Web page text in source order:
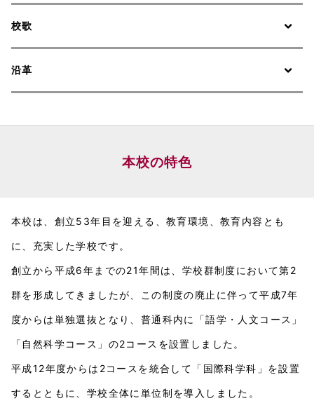
校歌
沿革
本校の特色
本校は、創立53年目を迎える、教育環境、教育内容とも
に、充実した学校です。
創立から平成6年までの21年間は、学校群制度において第2
群を形成してきましたが、この制度の廃止に伴って平成7年
度からは単独選抜となり、普通科内に「語学・人文コース」
「自然科学コース」の2コースを設置しました。
平成12年度からは2コースを統合して「国際科学科」を設置
するとともに、学校全体に単位制を導入しました。